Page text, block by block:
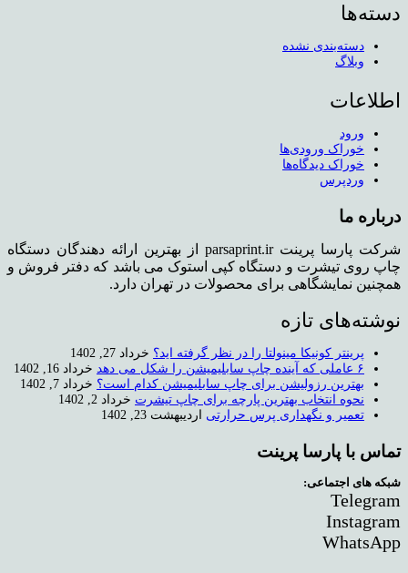
دسته‌ها
دسته‌بندی نشده
وبلاگ
اطلاعات
ورود
خوراک ورودی‌ها
خوراک دیدگاه‌ها
وردپرس
درباره ما
شرکت پارسا پرینت parsaprint.ir از بهترین ارائه دهندگان دستگاه
چاپ روی تیشرت و دستگاه کپی استوک می باشد که دفتر فروش و
همچنین نمایشگاهی برای محصولات در تهران دارد.
نوشته‌های تازه
پرینتر کونیکا مینولتا را در نظر گرفته اید؟ خرداد 27, 1402
۶ عاملی که آینده چاپ سابلیمیشن را شکل می دهد
خرداد 16, 1402
بهترین رزولیشن برای چاپ سابلیمیشن کدام است؟ خرداد 7, 1402
نحوه انتخاب بهترین پارچه برای چاپ تیشرت خرداد 2, 1402
تعمیر و نگهداری پرس حرارتی
اردیبهشت 23, 1402
تماس با پارسا پرینت
شبکه های اجتماعی:
Telegram
Instagram
WhatsApp